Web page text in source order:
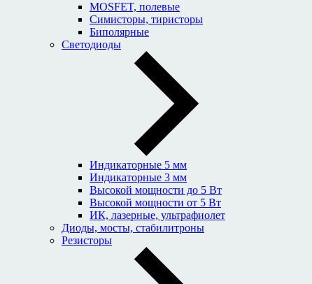
MOSFET, полевые
Симисторы, тиристоры
Биполярные
Светодиоды
Индикаторные 5 мм
Индикаторные 3 мм
Высокой мощности до 5 Вт
Высокой мощности от 5 Вт
ИК, лазерные, ультрафиолет
Диоды, мосты, стабилитроны
Резисторы